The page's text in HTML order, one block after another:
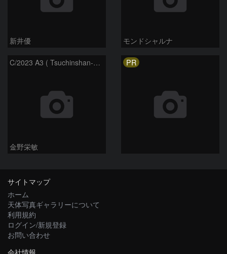
新井優 モンドシャルナ
C/2023 A3 ( Tsuchinshan-ATLAS )
金野栄敏
PR
サイトマップ
ホーム
天体写真ギャラリーについて
利用規約
ログイン/新規登録
お問い合わせ
会社情報